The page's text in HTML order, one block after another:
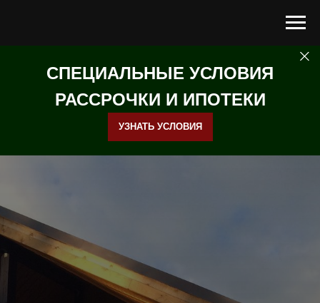
СПЕЦИАЛЬНЫЕ УСЛОВИЯ
РАССРОЧКИ И ИПОТЕКИ
УЗНАТЬ УСЛОВИЯ